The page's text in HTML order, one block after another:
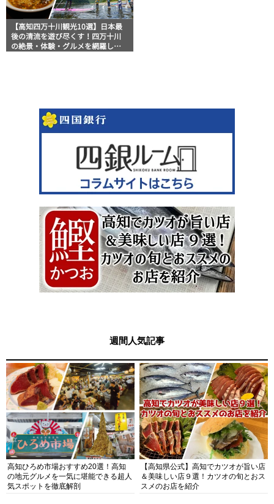
【高知四万十川観光10選】日本最
後の清流を遊び尽くす！四万十川
の絶景・体験・グルメを網羅した
週間人気記事
高知ひろめ市場おすすめ20選！高知
の地元グルメを一気に堪能できる超人
気スポットを徹底解剖
【高知県公式】高知でカツオが旨い店
＆美味しい店９選！カツオの旬とおス
スメのお店を紹介